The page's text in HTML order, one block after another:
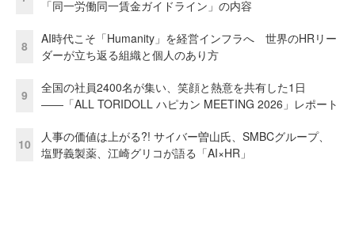
「同一労働同一賃金ガイドライン」の内容
8
AI時代こそ「Humanity」を経営インフラへ 世界のHRリー
ダーが立ち返る組織と個人のあり方
9
全国の社員2400名が集い、笑顔と熱意を共有した1日
――「ALL TORIDOLL ハピカン MEETING 2026」レポート
10
人事の価値は上がる?! サイバー曽山氏、SMBCグループ、
塩野義製薬、江崎グリコが語る「AI×HR」